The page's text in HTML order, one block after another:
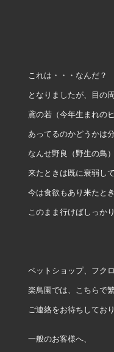
これは・・・なんだ？
となりましたが、目の
鳶の若（今年生まれの
あってるのかどうかは
なんせ野良（野生の鳥
来たときは既に衰弱し
今は食欲もあり来たと
このまま行けばしっか
ペットショップ、フク
楽鳥園では、こちらで
ご連絡をお待ちしており
一般のお客様へ、